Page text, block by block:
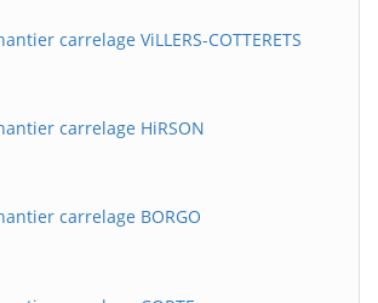
carrelage ViLLERS-COTTERETS
carrelage HiRSON
carrelage BORGO